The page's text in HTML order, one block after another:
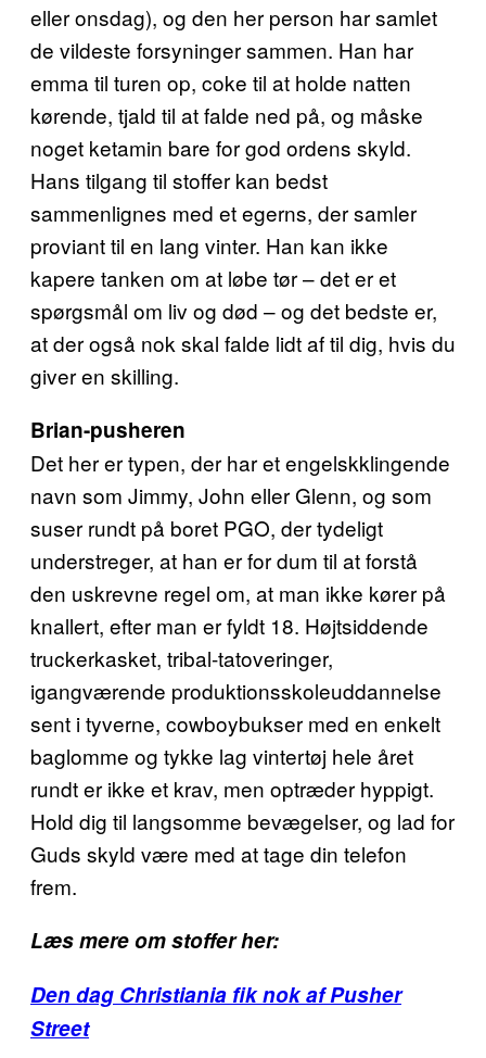
eller onsdag), og den her person har samlet
de vildeste forsyninger sammen. Han har
emma til turen op, coke til at holde natten
kørende, tjald til at falde ned på, og måske
noget ketamin bare for god ordens skyld.
Hans tilgang til stoffer kan bedst
sammenlignes med et egerns, der samler
proviant til en lang vinter. Han kan ikke
kapere tanken om at løbe tør – det er et
spørgsmål om liv og død – og det bedste er,
at der også nok skal falde lidt af til dig, hvis du
giver en skilling.
Brian-pusheren
Det her er typen, der har et engelskklingende
navn som Jimmy, John eller Glenn, og som
suser rundt på boret PGO, der tydeligt
understreger, at han er for dum til at forstå
den uskrevne regel om, at man ikke kører på
knallert, efter man er fyldt 18. Højtsiddende
truckerkasket, tribal-tatoveringer,
igangværende produktionsskoleuddannelse
sent i tyverne, cowboybukser med en enkelt
baglomme og tykke lag vintertøj hele året
rundt er ikke et krav, men optræder hyppigt.
Hold dig til langsomme bevægelser, og lad for
Guds skyld være med at tage din telefon
frem.
Læs mere om stoffer her:
Den dag Christiania fik nok af Pusher
Street